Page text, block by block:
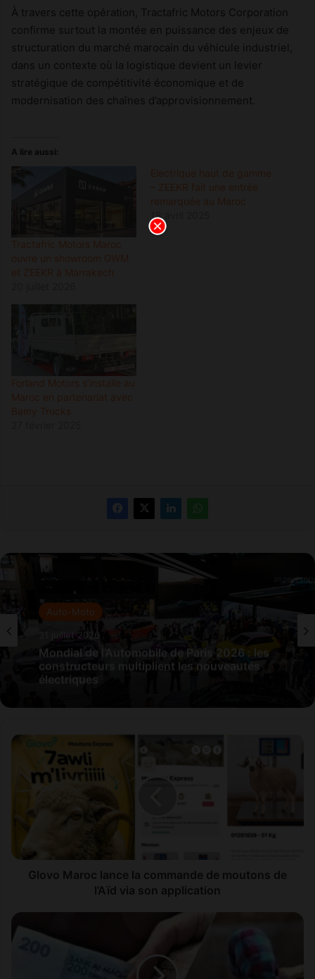
À travers cette opération, Tractafric Motors Corporation
confirme surtout la montée en puissance des enjeux de
structuration du marché marocain du véhicule industriel,
dans un contexte où la logistique devient un levier
stratégique de compétitivité économique et de
modernisation des chaînes d’approvisionnement.
A lire aussi:
Tractafric Motors Maroc
ouvre un showroom GWM
et ZEEKR à Marrakech
Electrique haut de gamme
– ZEEKR fait une entrée
remarquée au Maroc
18 avril 2025
Forland Motors s’installe au
Maroc en partenariat avec
Bamy Trucks
Auto-Moto
31 juillet 2026
Mondial de l’Automobile de Paris 2026 : les
constructeurs multiplient les nouveautés
électriques
Glovo
l’Aïd
Glovo Maroc lance la commande de moutons de
l’Aïd via son application
Aides
sociales